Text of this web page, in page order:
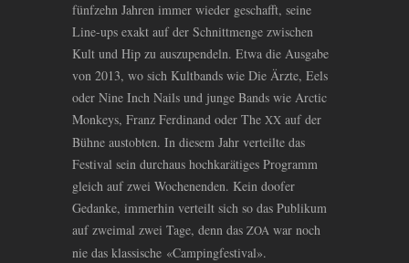
fünfzehn Jahren immer wieder geschafft, seine
Line-ups exakt auf der Schnittmenge zwischen
Kult und Hip zu auszupendeln. Etwa die Ausgabe
von 2013, wo sich Kultbands wie Die Ärzte, Eels
oder Nine Inch Nails und junge Bands wie Arctic
Monkeys, Franz Ferdinand oder The XX auf der
Bühne austobten. In diesem Jahr verteilte das
Festival sein durchaus hochkarätiges Programm
gleich auf zwei Wochenenden. Kein doofer
Gedanke, immerhin verteilt sich so das Publikum
auf zweimal zwei Tage, denn das ZOA war noch
nie das klassische «Campingfestival».